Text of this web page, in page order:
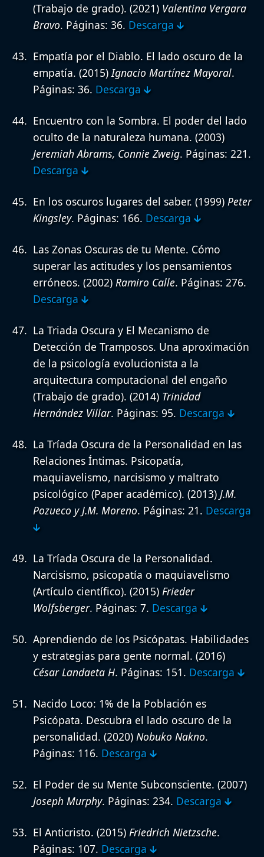
(Trabajo de grado). (2021) Valentina Vergara
Bravo. Páginas: 36. Descarga 🡳
Empatía por el Diablo. El lado oscuro de la
empatía. (2015)Ignacio Martínez Mayoral.
Páginas: 36. Descarga 🡳
Encuentro con la Sombra. El poder del lado
oculto de la naturaleza humana. (2003)
Jeremiah Abrams, Connie Zweig. Páginas: 221.
Descarga 🡳
En los oscuros lugares del saber. (1999) Peter
Kingsley. Páginas: 166. Descarga 🡳
Las Zonas Oscuras de tu Mente. Cómo
superar las actitudes y los pensamientos
erróneos. (2002) Ramiro Calle. Páginas: 276.
Descarga 🡳
La Triada Oscura y El Mecanismo de
Detección de Tramposos. Una aproximación
de la psicología evolucionista a la
arquitectura computacional del engaño
(Trabajo de grado). (2014) Trinidad
Hernández Villar. Páginas: 95. Descarga 🡳
La Tríada Oscura de la Personalidad en las
Relaciones Íntimas. Psicopatía,
maquiavelismo, narcisismo y maltrato
psicológico (Paper académico). (2013) J.M.
Pozueco y J.M. Moreno. Páginas: 21. Descarga
🡳
La Tríada Oscura de la Personalidad.
Narcisismo, psicopatía o maquiavelismo
(Artículo científico). (2015) Frieder
Wolfsberger. Páginas: 7. Descarga 🡳
Aprendiendo de los Psicópatas. Habilidades
y estrategias para gente normal. (2016)
César Landaeta H. Páginas: 151. Descarga 🡳
Nacido Loco: 1% de la Población es
Psicópata. Descubra el lado oscuro de la
personalidad. (2020) Nobuko Nakno.
Páginas: 116. Descarga 🡳
El Poder de su Mente Subconsciente. (2007)
Joseph Murphy. Páginas: 234. Descarga 🡳
El Anticristo. (2015) Friedrich Nietzsche.
Páginas: 107. Descarga 🡳